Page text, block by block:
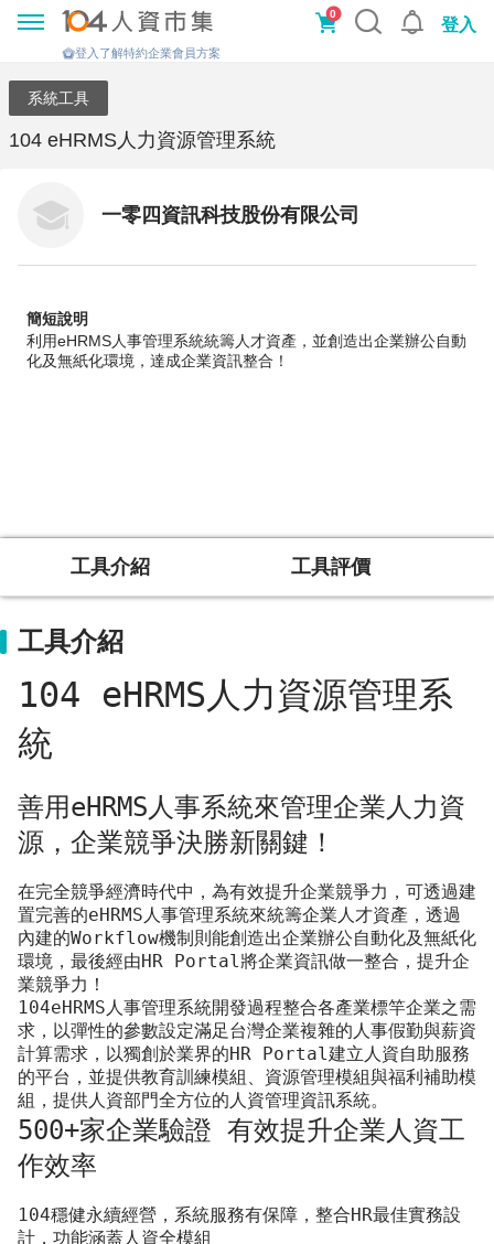
0
登入
登入了解特約企業會員方案
系統工具
104 eHRMS人力資源管理系統
一零四資訊科技股份有限公司
簡短說明
利用eHRMS人事管理系統統籌人才資產，並創造出企業辦公自動
化及無紙化環境，達成企業資訊整合！
工具介紹 工具評價
工具介紹
104 eHRMS人力資源管理系
統
善用eHRMS人事系統來管理企業人力資
源，企業競爭決勝新關鍵！
在完全競爭經濟時代中，為有效提升企業競爭力，可透過建
置完善的eHRMS人事管理系統來統籌企業人才資產，透過
內建的Workflow機制則能創造出企業辦公自動化及無紙化
環境，最後經由HR Portal將企業資訊做一整合，提升企
業競爭力！
104eHRMS人事管理系統開發過程整合各產業標竿企業之需
求，以彈性的參數設定滿足台灣企業複雜的人事假勤與薪資
計算需求，以獨創於業界的HR Portal建立人資自助服務
的平台，並提供教育訓練模組、資源管理模組與福利補助模
組，提供人資部門全方位的人資管理資訊系統。
500+家企業驗證 有效提升企業人資工
作效率
104穩健永續經營，系統服務有保障，整合HR最佳實務設
計，功能涵蓋人資全模組